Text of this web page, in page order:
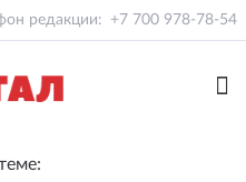
редакции: +7 700 978-78-54